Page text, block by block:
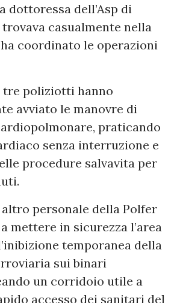
dottoressa dell’Asp di
casualmente nella
coordinato le operazioni
tre poliziotti hanno
avviato le manovre di
praticando
senza interruzione e
procedure salvavita per
personale della Polfer
mettere in sicurezza l’area
temporanea della
sui binari
un corridoio utile a
accesso dei sanitari del